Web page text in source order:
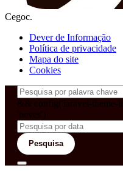
Cegoc.
Dever de Informação
Política de privacidade
Mapa do site
Cookies
&& config('laravel-
'neves')
Pesquisa